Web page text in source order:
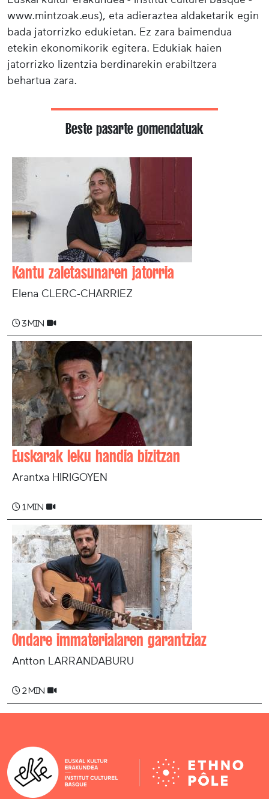
www.mintzoak.eus), eta adieraztea aldaketarik egin
bada jatorrizko edukietan. Ez zara baimendua
etekin ekonomikorik egitera. Edukiak haien
jatorrizko lizentzia berdinarekin erabiltzera
behartua zara.
Beste pasarte gomendatuak
Kantu zaletasunaren jatorria
Elena CLERC-CHARRIEZ
3 min
Euskarak leku handia bizitzan
Arantxa HIRIGOYEN
1 min
Ondare immaterialaren garantziaz
Antton LARRANDABURU
2 min